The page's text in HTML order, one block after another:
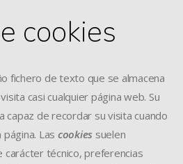
cookies
fichero de texto que se almacena
casi cualquier página web. Su
capaz de recordar su visita cuando
Las cookies suelen
carácter técnico, preferencias